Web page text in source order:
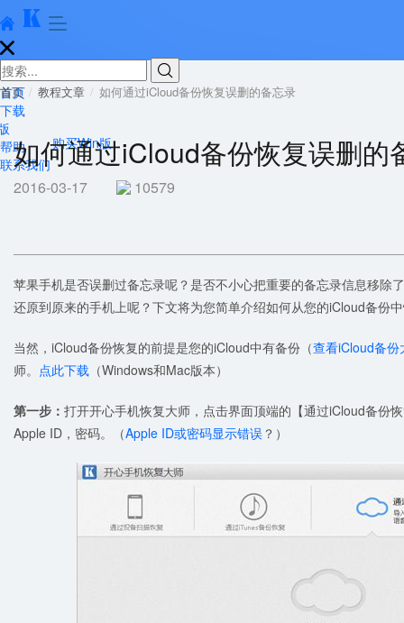
  


首页
下载
购买Win版
帮助
联系我们
首页 教程文章 如何通过iCloud备份恢复误删的备忘录
如何通过iCloud备份恢复误删的
2016-03-17 10579
苹果手机是否误删过备忘录呢？是否不小心把重要的备忘录信息移除
还原到原来的手机上呢？下文将为您简单介绍如何从您的iCloud备份
当然，iCloud备份恢复的前提是您的iCloud中有备份（查看iCloud备份
师。 点此下载 （Windows和Mac版本）
第一步： 打开开心手机恢复大师，点击界面顶端的【通过iCloud备份
Apple ID，密码。（Apple ID或密码显示错误 ？）